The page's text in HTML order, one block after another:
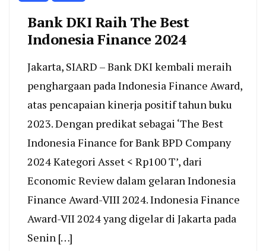
Bank DKI Raih The Best
Indonesia Finance 2024
Jakarta, SIARD – Bank DKI kembali meraih
penghargaan pada Indonesia Finance Award,
atas pencapaian kinerja positif tahun buku
2023. Dengan predikat sebagai ‘The Best
Indonesia Finance for Bank BPD Company
2024 Kategori Asset < Rp100 T’, dari
Economic Review dalam gelaran Indonesia
Finance Award-VIII 2024. Indonesia Finance
Award-VII 2024 yang digelar di Jakarta pada
Senin […]